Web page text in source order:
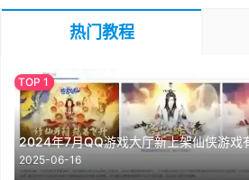
热门教程
2024年7月QQ游戏大厅新上架仙侠游戏
2025-06-16